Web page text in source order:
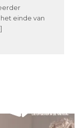
einde van